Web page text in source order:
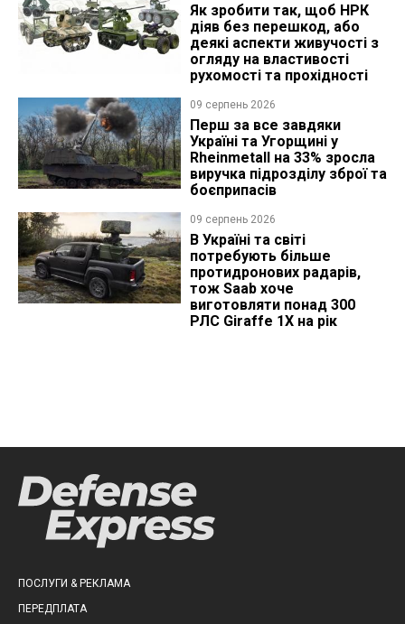
Як зробити так, щоб НРК
діяв без перешкод, або
деякі аспекти живучості з
огляду на властивості
рухомості та прохідності
09 серпень 2026
Перш за все завдяки
Україні та Угорщині у
Rheinmetall на 33% зросла
виручка підрозділу зброї та
боєприпасів
09 серпень 2026
В Україні та світі
потребують більше
протидронових радарів,
тож Saab хоче
виготовляти понад 300
РЛС Giraffe 1X на рік
ПОСЛУГИ & РЕКЛАМА
ПЕРЕДПЛАТА